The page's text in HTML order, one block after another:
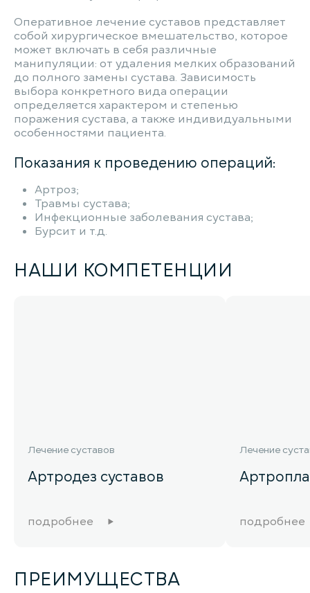
Оперативное лечение суставов представляет
собой хирургическое вмешательство, которое
может включать в себя различные
манипуляции: от удаления мелких образований
до полного замены сустава. Зависимость
выбора конкретного вида операции
определяется характером и степенью
поражения сустава, а также индивидуальными
особенностями пациента.
Показания к проведению операций:
Артроз;
Травмы сустава;
Инфекционные заболевания сустава;
Бурсит и т.д.
НАШИ КОМПЕТЕНЦИИ
Лечение суставов
Артродез суставов
подробнее
Лечение
подробнее
ПРЕИМУЩЕСТВА